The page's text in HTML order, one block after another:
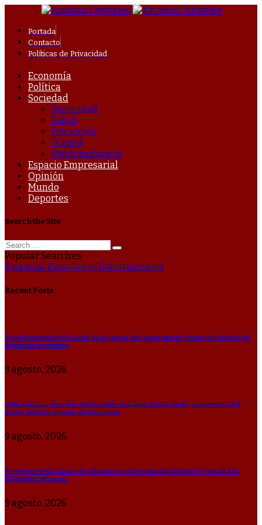
Portada
Contacto
Políticas de Privacidad
Economía
Política
Sociedad
Seguridad
Salud
Educación
Ciudad
Medioambiente
Espacio Empresarial
Opinión
Mundo
Deportes
Search the Site
Popular Searches:
FinancialExperience Entertainment
Recent Posts
Fiscalía investiga el biocidio de un jaguar en Guayaramerín y anuncia solicitud de
detención preventiva
9 agosto, 2026
Hallan el lugar de origen del incendio en la feria Barrio Lindo; propietarios del
sector deberán brindar declaraciones
9 agosto, 2026
Presidente de la Cámara de Diputados recibe galardón del Real Fórum de Alta
Dirección de España
9 agosto, 2026